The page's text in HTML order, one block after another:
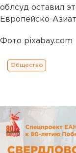
облсуд оставил
Европейско-
Фото pixabay.com
Общество